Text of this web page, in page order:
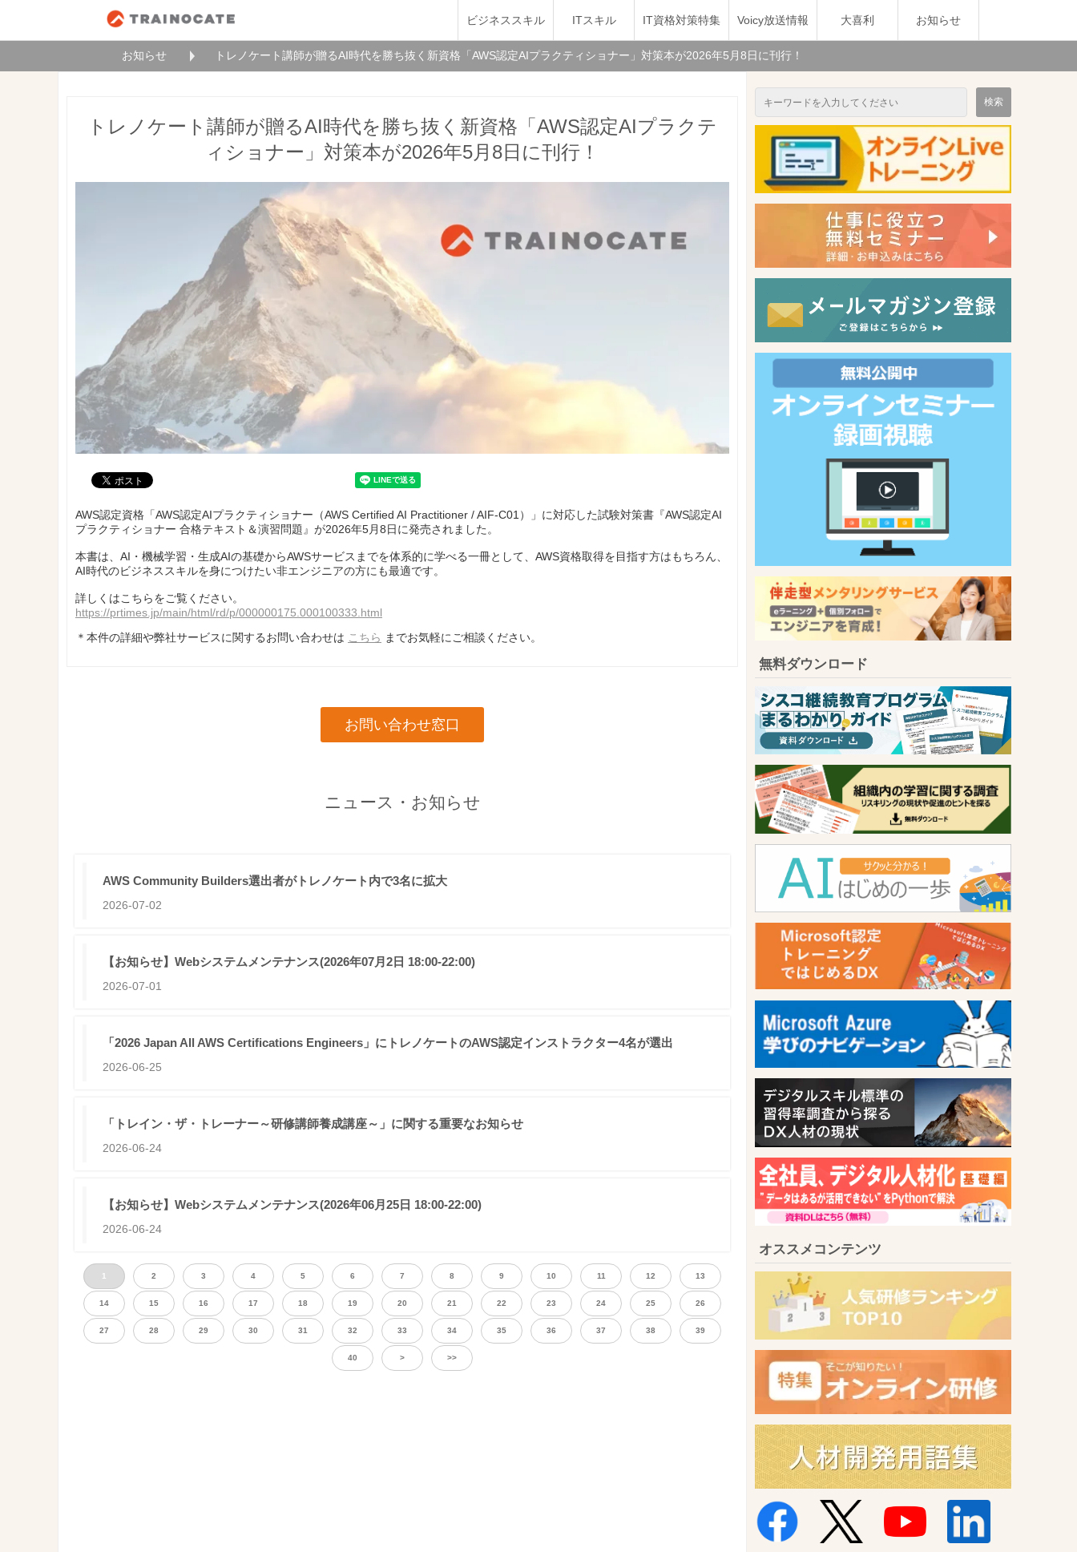
ビジネススキル ITスキル IT資格対策特集 Voicy放送情報 大喜利 お知らせ
お知らせ トレノケート講師が贈るAI時代を勝ち抜く新資格「AWS認定AIプラクティショナー」対策本が2026年5月8日に刊行！
トレノケート講師が贈るAI時代を勝ち抜く新資格「AWS認定AIプラクテ
ィショナー」対策本が2026年5月8日に刊行！
AWS認定資格「AWS認定AIプラクティショナー（AWS Certified AI Practitioner / AIF-C01）」に対応した試験対策書『AWS認定AI
プラクティショナー 合格テキスト＆演習問題』が2026年5月8日に発売されました。
本書は、AI・機械学習・生成AIの基礎からAWSサービスまでを体系的に学べる一冊として、AWS資格取得を目指す方はもちろん、
AI時代のビジネススキルを身につけたい非エンジニアの方にも最適です。
詳しくはこちらをご覧ください。
https://prtimes.jp/main/html/rd/p/000000175.000100333.html
＊本件の詳細や弊社サービスに関するお問い合わせは こちら までお気軽にご相談ください。
お問い合わせ窓口
ニュース・お知らせ
AWS Community Builders選出者がトレノケート内で3名に拡大
2026-07-02
【お知らせ】Webシステムメンテナンス(2026年07月2日 18:00-22:00)
2026-07-01
「2026 Japan All AWS Certifications Engineers」にトレノケートのAWS認定インストラクター4名が選出
2026-06-25
「トレイン・ザ・トレーナー～研修講師養成講座～」に関する重要なお知らせ
2026-06-24
【お知らせ】Webシステムメンテナンス(2026年06月25日 18:00-22:00)
2026-06-24
1 2 3 4 5 6 7 8 9 10 11 12 13
14 15 16 17 18 19 20 21 22 23 24 25 26
27 28 29 30 31 32 33 34 35 36 37 38 39
40 > >>
無料ダウンロード
オススメコンテンツ